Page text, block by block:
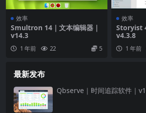
效率
Smultron 14｜文本编辑器｜
v14.3
1 年前 22 5
效率
Storyist
v4.3.8
1 年前
最新发布
Qbserve｜时间追踪软件｜